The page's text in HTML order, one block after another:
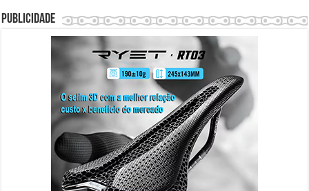
Publicidade